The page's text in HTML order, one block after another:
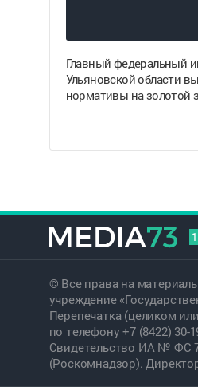
Главный федеральный
Ульяновской области
нормативы на золотой
© Все права на
учреждение
Перепечатка (целиком
по телефону +7 (8422) 30-
Свидетельство ИА № ФС
(Роскомнадзор).